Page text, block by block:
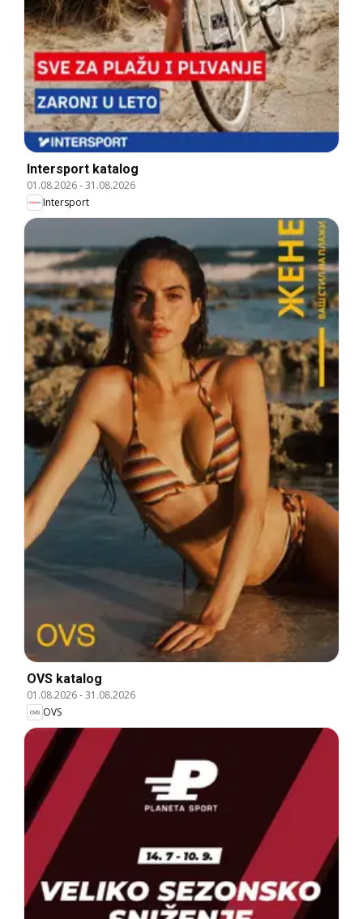
Intersport katalog
01.08.2026-31.08.2026
Intersport
OVS katalog
01.08.2026-31.08.2026
OVS